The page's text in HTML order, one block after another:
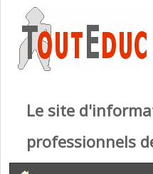
Le site
professionnels